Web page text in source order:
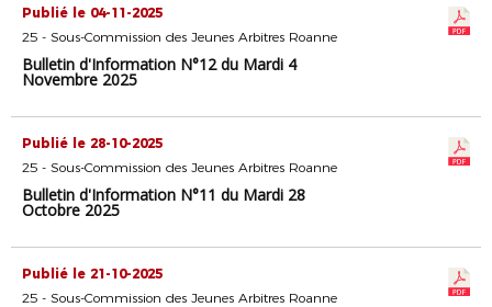
Publié le 04-11-2025
25 - Sous-Commission des Jeunes Arbitres Roanne
Bulletin d'Information N°12 du Mardi 4
Novembre 2025
Publié le 28-10-2025
25 - Sous-Commission des Jeunes Arbitres Roanne
Bulletin d'Information N°11 du Mardi 28
Octobre 2025
Publié le 21-10-2025
25 - Sous-Commission des Jeunes Arbitres Roanne